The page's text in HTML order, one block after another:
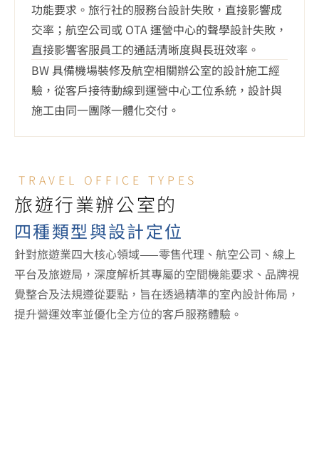
功能要求。旅行社的服務台設計失敗，直接影響成
交率；航空公司或 OTA 運營中心的聲學設計失敗，
直接影響客服員工的通話清晰度與長班效率。
BW 具備機場裝修及航空相關辦公室的設計施工經
驗，從客戶接待動線到運營中心工位系統，設計與
施工由同一團隊一體化交付。
TRAVEL OFFICE TYPES
旅遊行業辦公室的
四種類型與設計定位
針對旅遊業四大核心領域——零售代理、航空公司、線上
平台及旅遊局，深度解析其專屬的空間機能要求、品牌視
覺整合及法規遵從要點，旨在透過精準的室內設計佈局，
提升營運效率並優化全方位的客戶服務體驗。